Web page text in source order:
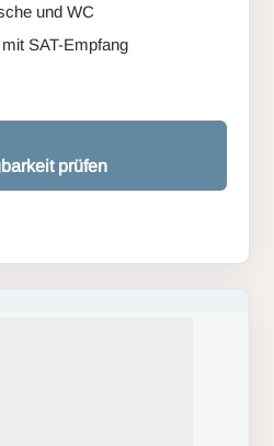
und WC
SAT-Empfang
prüfen